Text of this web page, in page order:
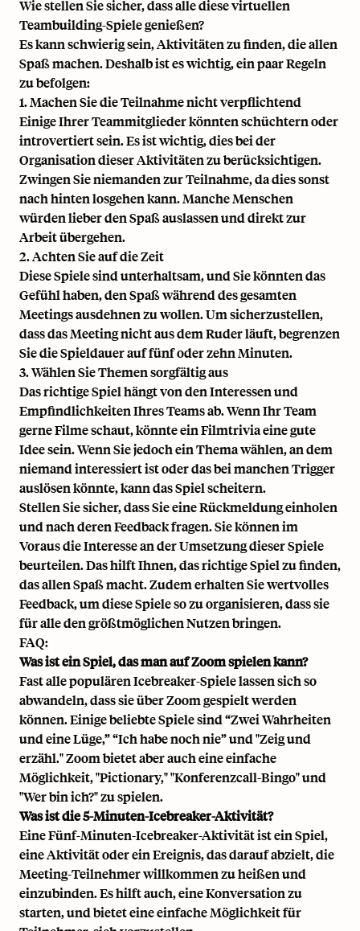
Wie stellen Sie sicher, dass alle diese virtuellen
Teambuilding-Spiele genießen?
Es kann schwierig sein, Aktivitäten zu finden, die allen
Spaß machen. Deshalb ist es wichtig, ein paar Regeln
zu befolgen:
1. Machen Sie die Teilnahme nicht verpflichtend
Einige Ihrer Teammitglieder könnten schüchtern oder
introvertiert sein. Es ist wichtig, dies bei der
Organisation dieser Aktivitäten zu berücksichtigen.
Zwingen Sie niemanden zur Teilnahme, da dies sonst
nach hinten losgehen kann. Manche Menschen
würden lieber den Spaß auslassen und direkt zur
Arbeit übergehen.
2. Achten Sie auf die Zeit
Diese Spiele sind unterhaltsam, und Sie könnten das
Gefühl haben, den Spaß während des gesamten
Meetings ausdehnen zu wollen. Um sicherzustellen,
dass das Meeting nicht aus dem Ruder läuft, begrenzen
Sie die Spieldauer auf fünf oder zehn Minuten.
3. Wählen Sie Themen sorgfältig aus
Das richtige Spiel hängt von den Interessen und
Empfindlichkeiten Ihres Teams ab. Wenn Ihr Team
gerne Filme schaut, könnte ein Filmtrivia eine gute
Idee sein. Wenn Sie jedoch ein Thema wählen, an dem
niemand interessiert ist oder das bei manchen Trigger
auslösen könnte, kann das Spiel scheitern.
Stellen Sie sicher, dass Sieeine Rückmeldung einholen
und nach deren Feedback fragen. Sie können im
Voraus die Interesse an der Umsetzung dieser Spiele
beurteilen. Das hilft Ihnen, das richtige Spiel zu finden,
das allen Spaß macht. Zudem erhalten Sie wertvolles
Feedback, um diese Spiele so zu organisieren, dass sie
für alle den größtmöglichen Nutzen bringen.
FAQ:
Was ist ein Spiel, das man auf Zoom spielen kann?
Fast alle populären Icebreaker-Spiele lassen sich so
abwandeln, dass sie über Zoom gespielt werden
können. Einige beliebte Spiele sind “Zwei Wahrheiten
und eine Lüge,” “Ich habe noch nie” und "Zeig und
erzähl." Zoom bietet aber auch eine einfache
Möglichkeit, "Pictionary," "Konferenzcall-Bingo" und
"Wer bin ich?" zu spielen.
Was ist die 5-Minuten-Icebreaker-Aktivität?
Eine Fünf-Minuten-Icebreaker-Aktivität ist ein Spiel,
eine Aktivität oder ein Ereignis, das darauf abzielt, die
Meeting-Teilnehmer willkommen zu heißen und
einzubinden. Es hilft auch, eine Konversation zu
starten, und bietet eine einfache Möglichkeit für